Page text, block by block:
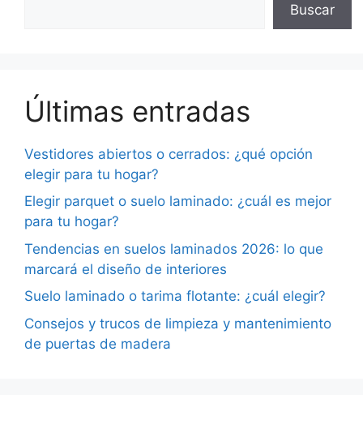
Buscar
Últimas entradas
Vestidores abiertos o cerrados: ¿qué opción
elegir para tu hogar?
Elegir parquet o suelo laminado: ¿cuál es mejor
para tu hogar?
Tendencias en suelos laminados 2026: lo que
marcará el diseño de interiores
Suelo laminado o tarima flotante: ¿cuál elegir?
Consejos y trucos de limpieza y mantenimiento
de puertas de madera